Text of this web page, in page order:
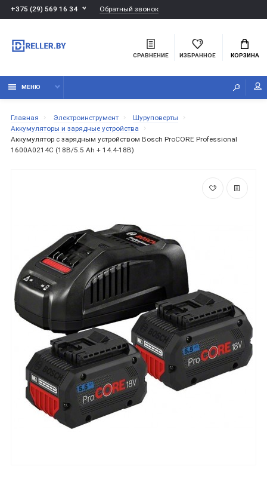
+375 (29) 569 16 34 Обратный звонок
СРАВНЕНИЕ ИЗБРАННОЕ КОРЗИНА
МЕНЮ
Главная Электроинструмент
Шуруповерты
Аккумуляторы и зарядные устройства
Аккумулятор с зарядным устройством Bosch ProCORE Professional
1600A0214C (18В/5.5 Ah + 14.4-18В)